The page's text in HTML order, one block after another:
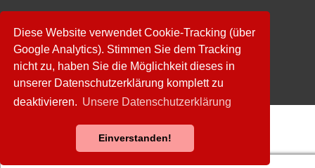
Diese Website verwendet Cookie-Tracking (über
Google Analytics). Stimmen Sie dem Tracking
nicht zu, haben Sie die Möglichkeit dieses in
unserer Datenschutzerklärung komplett zu
deaktivieren. Unsere Datenschutzerklärung
Einverstanden!